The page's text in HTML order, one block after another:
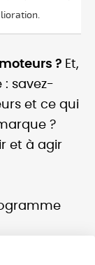
? Et,
savez-
et ce qui
?
et à agir